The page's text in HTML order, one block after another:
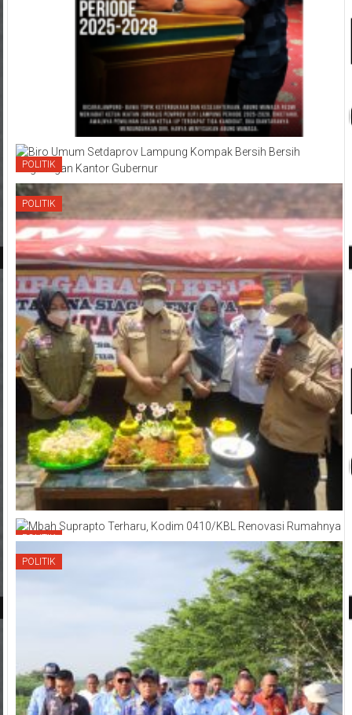
POLITIK
POLITIK
POLITIK
POLITIK